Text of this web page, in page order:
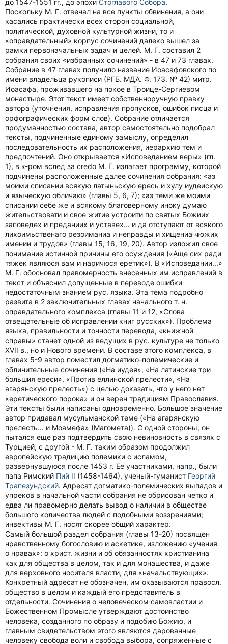
до 1547-1551 гг., до эпохи Стоглавого Собора.
Поскольку М. Г. отвечал на все пункты обвинения, а они
касались практически всех сторон социальной,
политической, духовной культурной жизни, то и
«оправдательный» корпус сочинений далеко вышел за
рамки первоначальных задач и целей. М. Г. составил 2
собрания своих «избранных сочинений» - в 47 и 73 главах.
Собрание в 47 главах получило название Иоасафовского по
имени владельца рукописи (РГБ. МДА. Ф. 173. № 42) митр.
Иоасафа, проживавшего на покое в Троице-Сергиевом
монастыре. Этот текст имеет собственноручную правку
автора (уточнения, исправления пропусков, ошибок писца и
орфографических форм слов). Собрание отличается
продуманностью состава, автор самостоятельно подобрал
тексты, подчиненные единому замыслу, определил
последовательность их расположения, иерархию тем и
предпочтений. Оно открывается «Исповеданием веры» (гл.
1), в к-ром вслед за credo М. Г. излагает программу, которой
подчинены расположенные далее сочинения собрания: «аз
моими списании всякую латыньскую ересь и хулу иудеискую
и языческую обличаю» (главы 5, 6, 7); «аз теми же моими
списании себе же и всякому благоверному иноку думаю
жительствовати и свое житие устроити по святых Божиих
заповедех и преданиих и уставех… и да отступают от всякого
лихоимьственаго резоиманиа и неправды и хищениа чюжих
имении и трудов» (главы 15, 16, 19, 20). Автор изложил свое
понимание истинной причины его осуждения («Аще сих ради
тяжек являюся вам и наричюся еретик»). В «Исповедании...»
М. Г. обосновал правомерность внесенных им исправлений в
текст и объяснил допущенные в переводе ошибки
недостаточным знанием рус. языка. Эта тема подробно
развита в 2 заключительных главах начального т. н.
оправдательного комплекса (главы 11 и 12, «Слова
отвещательные об исправлении книг русских»). Проблема
языка, правильности и точности перевода, «книжной
справы» станет одной из ведущих в рус. культуре не только
ХVII в., но и Нового времени. В составе этого комплекса, в
главах 5-9 автор поместил догматико-полемические и
обличительные сочинения («На иудея», «На латинские три
большия ереси», «Против еллинской прелести», «На
агарянскую прелесть») с целью доказать, что у него нет
«еретического порока» и он верен традициям Православия.
Эти тексты были написаны одновременно. Большое значение
автор придавал мусульманской теме («На агарянскую
прелесть… и Моамефа» (Магомета)). С одной стороны, он
пытался еще раз подтвердить свою невиновность в связях с
Турцией, с другой - М. Г. таким образом продолжил
европейскую традицию полемики с исламом,
развернувшуюся после 1453 г. Ее участниками, напр., были
папа Римский Пий II (1458-1464), ученый-гуманист Георгий
Трапезундский. Адресат догматико-полемических выпадов и
упреков в начальной части собрания не обрисован четко и
едва ли правомерно делать вывод о наличии в обществе
большого количества людей с подобными воззрениями;
инвективы М. Г. носят скорее общий характер.
Самый большой раздел собрания (главы 13-20) посвящен
нравственному богословию и аскетике, изложению «учения
о нравах»: о христ. жизни и об обязанностях христианина
как для общества в целом, так и для монашества, и даже
для верховного носителя власти, для «начальствующих».
Конкретный адресат не обозначен, им оказываются правосл.
общество в целом и каждый его представитель в
отдельности. Сочинения о человеческом самовластии и
Божественном Промысле утверждают достоинство
человека, созданного по образу и подобию Божию, и
главным свидетельством этого являются дарованные
человеку свобода воли и свобода выбора, сопряженные с